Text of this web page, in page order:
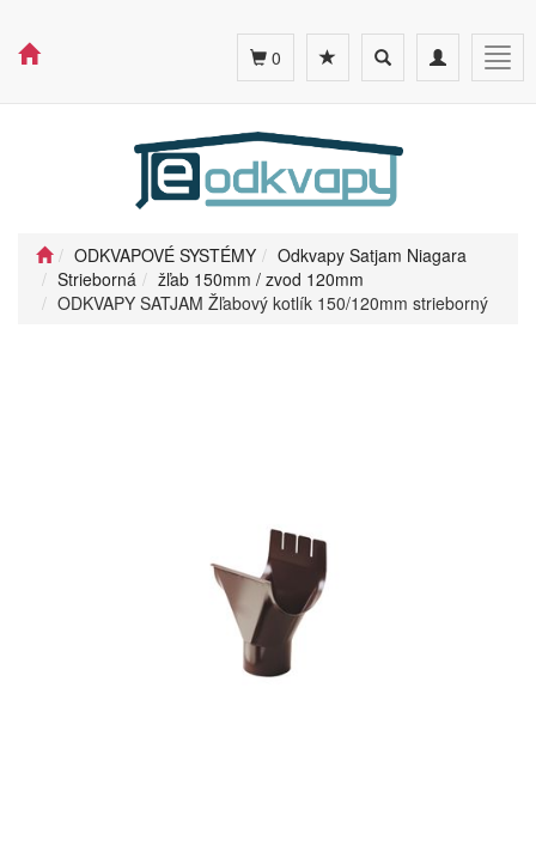
Toggle
navigation
Toggle
search
0
ODKVAPOVÉ SYSTÉMY
Odkvapy Satjam Niagara
Strieborná
žľab 150mm / zvod 120mm
ODKVAPY SATJAM Žľabový kotlík 150/120mm strieborný